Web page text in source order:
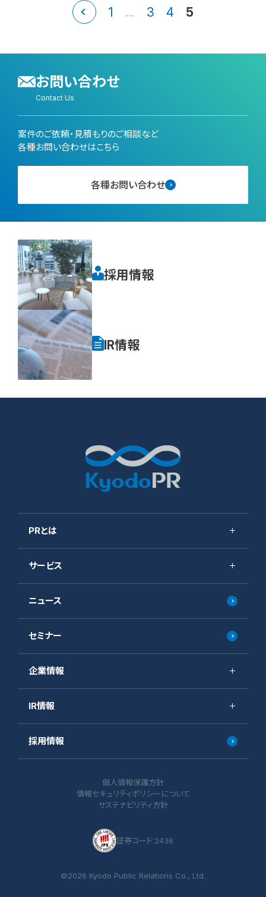
1 … 3 4 5
お問い合わせ
Contact Us
案件のご依頼・見積もりのご相談など
各種お問い合わせはこちら
各種お問い合わせ
採用情報
IR情報
PRとは
サステナビリティ方針
PRの根幹：メディアリレーションズとは
PR会社と広告会社の違いとは？
PR会社の市場推移
PRは人々との信頼関係を築く活動
全国の記者クラブに投げ込み
サービス
サービス
広報・PRコンサルティング
デジタルPR
危機管理広報
海外広報
IR・アナリスト対応・ESG広報
ニュース
セミナー
企業情報
企業情報
共同PRとは
グループ会社
IR情報
IR情報
株主・投資家の皆様へ
採用情報
個人情報保護方針
情報セキュリティポリシーについて
サステナビリティ方針
証券コード:2436
©2026 Kyodo Public Relations Co., Ltd.